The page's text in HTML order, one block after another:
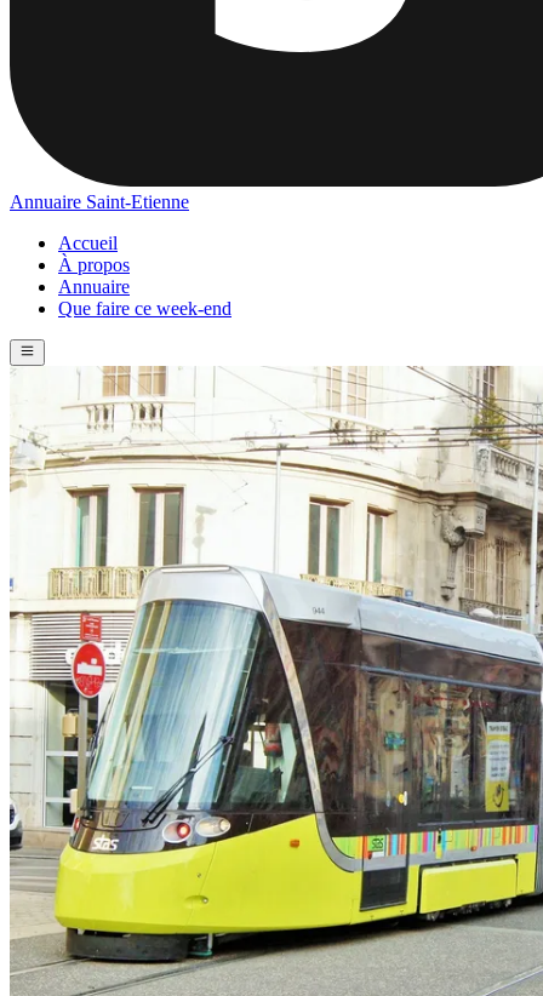
Annuaire Saint-Etienne
Accueil
À propos
Annuaire
Que faire ce week-end